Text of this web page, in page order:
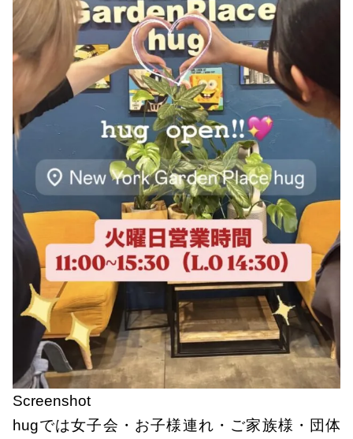
Screenshot
hugでは女子会・お子様連れ・ご家族様・団体